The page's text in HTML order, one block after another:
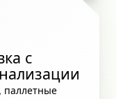
с
паллетные